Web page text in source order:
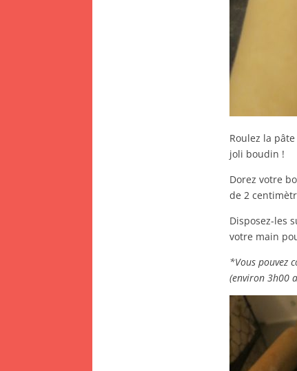
Roulez la
joli boudin !
Dorez votre
de 2
Disposez-les
votre main
*Vous pouvez
(environ 3h00